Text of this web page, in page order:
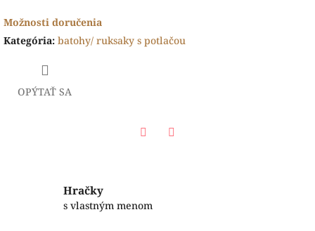
Možnosti doručenia
Kategória: batohy/ ruksaky s potlačou
OPÝTAŤ SA
Hračky
s vlastným menom